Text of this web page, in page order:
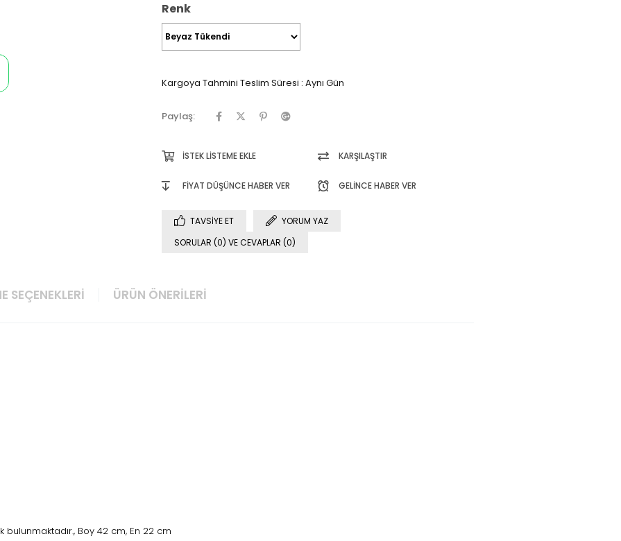
Renk
Kargoya Tahmini Teslim Süresi : Aynı Gün
Paylaş:
İSTEK LISTEME EKLE KARŞILAŞTIR
FIYAT DÜŞÜNCE HABER VER GELINCE HABER VER
TAVSIYE ET
YORUM YAZ
SORULAR (0) VE CEVAPLAR (0)
SEÇENEKLERI ÜRÜN ÖNERILERI
bulunmaktadır., Boy 42 cm, En 22 cm